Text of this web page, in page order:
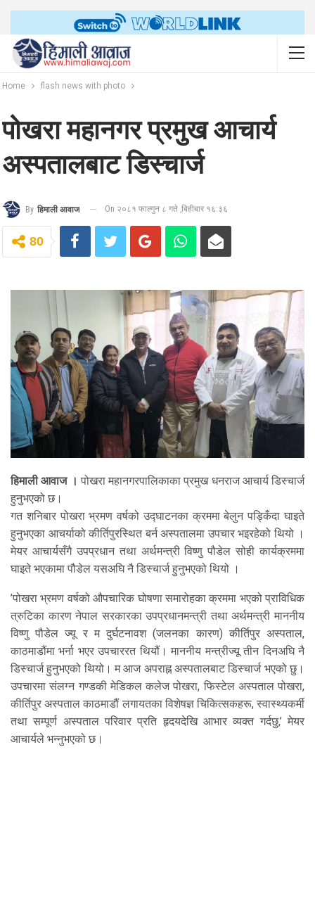
Home flash news with photo
पोखरा महानगर प्रमुख आचार्य
अस्पतालबाट डिस्चार्ज
By हिमाली आवाज On २०८१ फाल्गुन ८ गते ,बिहीबार १६:३६
80
हिमाली आवाज । पोखरा महानगरपालिकाका प्रमुख धनराज आचार्य डिस्चार्ज
हुनुभएको छ।
गत शनिबार पोखरा भ्रमण वर्षको उद्‍घाटनका क्रममा बेलुन पड्किँदा घाइते
हुनुभएका आचर्याको कीर्तिपुरस्थित बर्न अस्पतालमा उपचार भइरहेको थियो ।
मेयर आचार्यसँगै उपप्रधान तथा अर्थमन्त्री विष्णु पौडेल सोही कार्यक्रममा
घाइते भएकामा पौडेल यसअघि नै डिस्चार्ज हुनुभएको थियो ।
’पोखरा भ्रमण वर्षको औपचारिक घोषणा समारोहका क्रममा भएको प्राविधिक
त्रुटिका कारण नेपाल सरकारका उपप्रधानमन्त्री तथा अर्थमन्त्री माननीय
विष्णु पौडेल ज्यू र म दुर्घटनावश (जलनका कारण) कीर्तिपुर अस्पताल,
काठमाडौंमा भर्ना भएर उपचाररत थियौं। माननीय मन्त्रीज्यू तीन दिनअघि नै
डिस्चार्ज हुनुभएको थियो। म आज अपराह्न अस्पतालबाट डिस्चार्ज भएको छु।
उपचारमा संलग्न गण्डकी मेडिकल कलेज पोखरा, फिस्टेल अस्पताल पोखरा,
कीर्तिपुर अस्पताल काठमाडौं लगायतका विशेषज्ञ चिकित्सकहरू, स्वास्थ्यकर्मी
तथा सम्पूर्ण अस्पताल परिवार प्रति हृदयदेखि आभार व्यक्त गर्दछु,’ मेयर
आचार्यले भन्नुभएको छ।